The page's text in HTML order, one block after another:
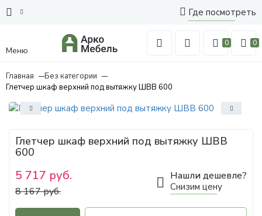
Где посмотреть
Меню
0 0
Главная
Без категории
Глетчер шкаф верхний под вытяжку ШВВ 600
Глетчер шкаф верхний под вытяжку ШВВ
600
5 717 руб.
8 167 руб.
Нашли дешевле?
Снизим цену